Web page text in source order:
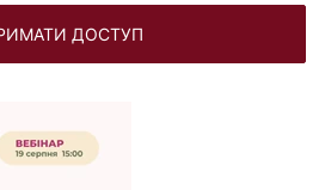
ДОСТУП